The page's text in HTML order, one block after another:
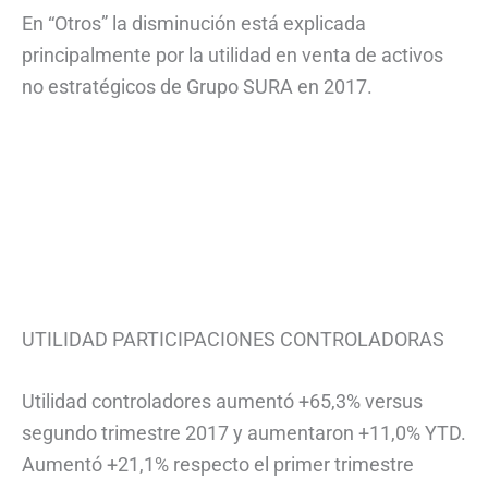
En “Otros” la disminución está explicada
principalmente por la utilidad en venta de activos
no estratégicos de Grupo SURA en 2017.
UTILIDAD PARTICIPACIONES CONTROLADORAS
Utilidad controladores aumentó +65,3% versus
segundo trimestre 2017 y aumentaron +11,0% YTD.
Aumentó +21,1% respecto el primer trimestre